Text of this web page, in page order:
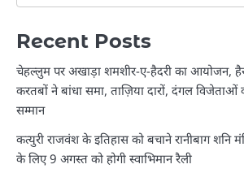
Recent Posts
चेहल्लुम पर अखाड़ा शमशीर-ए-हैदरी का आयोजन,
करतबों ने बांधा समा, ताज़िया दारों, दंगल
सम्मान
कत्युरी राजवंश के इतिहास को बचाने रानीबाग शनि
के लिए 9 अगस्त को होगी स्वाभिमान रैली